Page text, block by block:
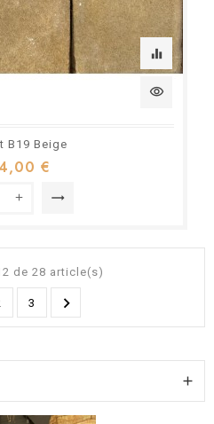
equalizer
visibility
B19 Beige
€
trending_flat
de 28 article(s)
3 
